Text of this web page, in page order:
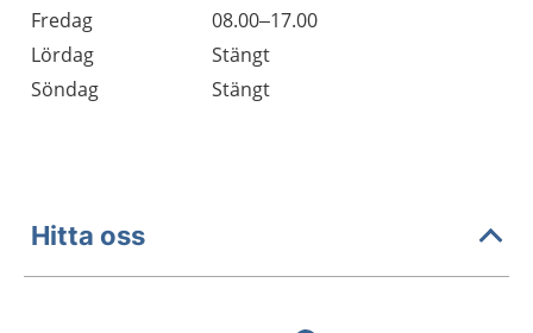
Fredag
08.00–17.00
Lördag
Stängt
Söndag
Stängt
Hitta oss